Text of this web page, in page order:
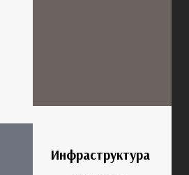
Инфраструктура